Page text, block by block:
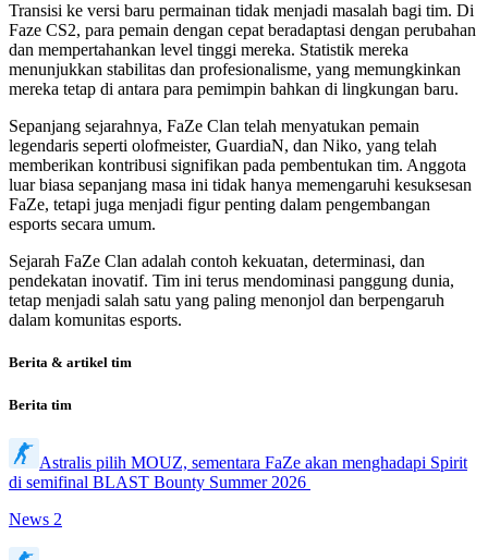
Transisi ke versi baru permainan tidak menjadi masalah bagi tim. Di
Faze CS2, para pemain dengan cepat beradaptasi dengan perubahan
dan mempertahankan level tinggi mereka. Statistik mereka
menunjukkan stabilitas dan profesionalisme, yang memungkinkan
mereka tetap di antara para pemimpin bahkan di lingkungan baru.
Sepanjang sejarahnya, FaZe Clan telah menyatukan pemain
legendaris seperti olofmeister, GuardiaN, dan Niko, yang telah
memberikan kontribusi signifikan pada pembentukan tim. Anggota
luar biasa sepanjang masa ini tidak hanya memengaruhi kesuksesan
FaZe, tetapi juga menjadi figur penting dalam pengembangan
esports secara umum.
Sejarah FaZe Clan adalah contoh kekuatan, determinasi, dan
pendekatan inovatif. Tim ini terus mendominasi panggung dunia,
tetap menjadi salah satu yang paling menonjol dan berpengaruh
dalam komunitas esports.
Berita & artikel tim
Berita tim
Astralis pilih MOUZ, sementara FaZe akan menghadapi Spirit
di semifinal BLAST Bounty Summer 2026
News 2